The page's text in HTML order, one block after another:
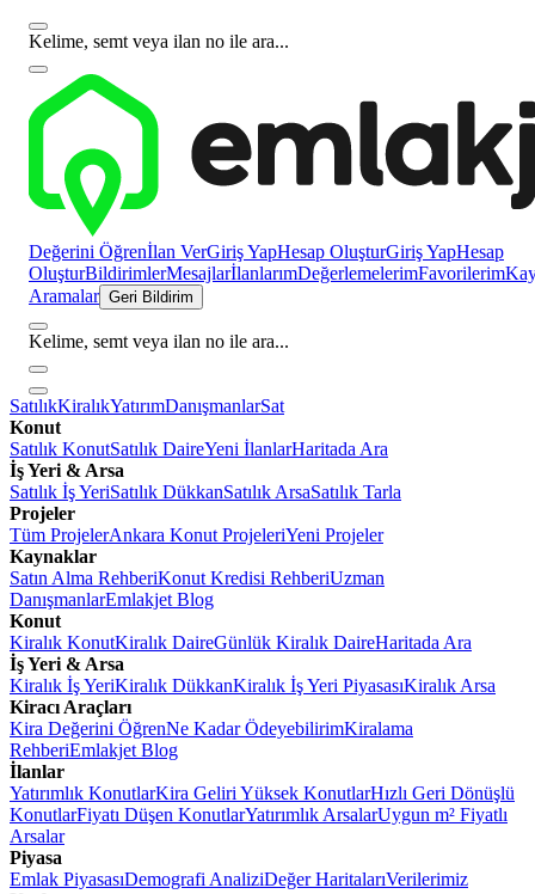
Kelime, semt veya ilan no ile ara...
Değerini Öğrenİlan VerGiriş YapHesap OluşturGiriş YapHesap
OluşturBildirimlerMesajlarİlanlarımDeğerlemelerimFavorilerim
Aramalar Geri Bildirim
Kelime, semt veya ilan no ile ara...
SatılıkKiralıkYatırımDanışmanlarSat
Konut
Satılık KonutSatılık DaireYeni İlanlarHaritada Ara
İş Yeri & Arsa
Satılık İş YeriSatılık DükkanSatılık ArsaSatılık Tarla
Projeler
Tüm ProjelerAnkara Konut ProjeleriYeni Projeler
Kaynaklar
Satın Alma RehberiKonut Kredisi RehberiUzman
DanışmanlarEmlakjet Blog
Konut
Kiralık KonutKiralık DaireGünlük Kiralık DaireHaritada Ara
İş Yeri & Arsa
Kiralık İş YeriKiralık DükkanKiralık İş Yeri PiyasasıKiralık Arsa
Kiracı Araçları
Kira Değerini ÖğrenNe Kadar ÖdeyebilirimKiralama
RehberiEmlakjet Blog
İlanlar
Yatırımlık KonutlarKira Geliri Yüksek KonutlarHızlı Geri Dönüşlü
KonutlarFiyatı Düşen KonutlarYatırımlık ArsalarUygun m² Fiyatlı
Arsalar
Piyasa
Emlak PiyasasıDemografi AnaliziDeğer HaritalarıVerilerimiz